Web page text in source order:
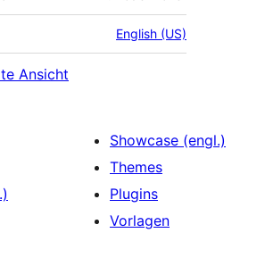
English (US)
Ansicht
Showcase (engl.)
Themes
Plugins
Vorlagen